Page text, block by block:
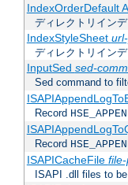
IndexOrderDefault
ディレクトリイン
IndexStyleSheet
ディレクトリイン
InputSed sed-
Sed command to
Record
Record
ISAPICacheFile
ISAPI .dll files to